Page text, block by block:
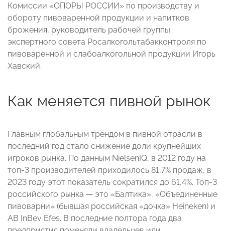
Комиссии «ОПОРЫ РОССИИ» по производству и
обороту пивоваренной продукции и напитков
брожения, руководитель рабочей группы
экспертного совета Росалкогольтабакконтроля по
пивоваренной и слабоалкогольной продукции Игорь
Хавский.
Как меняется пивной рынок
Главным глобальным трендом в пивной отрасли в
последний год стало снижение доли крупнейших
игроков рынка. По данным NielsenIQ, в 2012 году на
топ-3 производителей приходилось 81,7% продаж, в
2023 году этот показатель сократился до 61,4%. Топ-3
российского рынка — это «Балтика», «Объединенные
пивоварни» (бывшая российская «дочка» Heineken) и
AB InBev Efes. В последние полтора года два